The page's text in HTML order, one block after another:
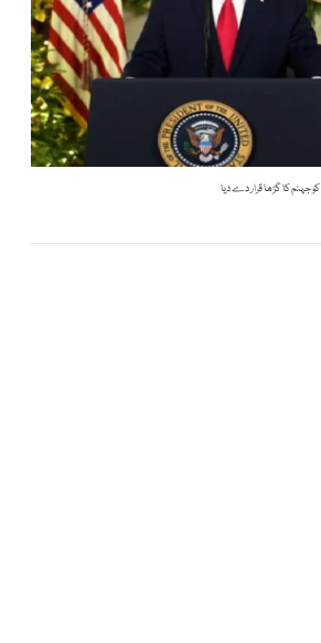
جہنم کا گڑھا قرار دے دیا